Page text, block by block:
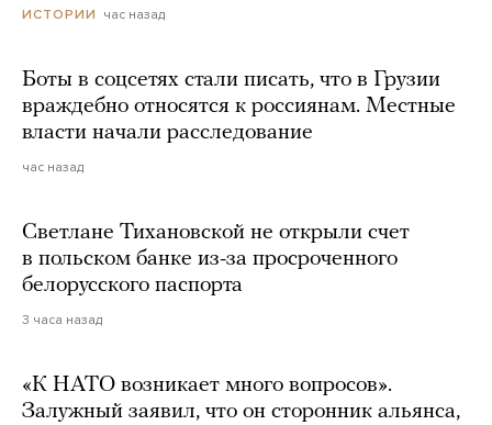
ИСТОРИИ час назад
Боты в соцсетях стали писать, что в Грузии
враждебно относятся к россиянам. Местные
власти начали расследование
час назад
Светлане Тихановской не открыли счет
в польском банке из-за просроченного
белорусского паспорта
3 часа назад
«К НАТО возникает много вопросов».
Залужный заявил, что он сторонник альянса,